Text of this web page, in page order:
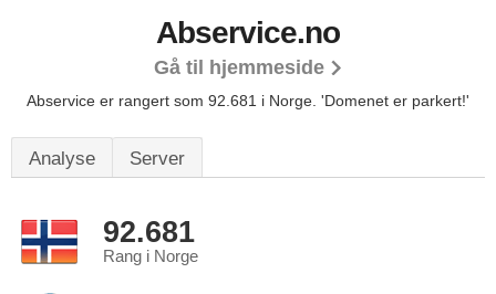
Abservice.no
Gå til hjemmeside
Abservice er rangert som 92.681 i Norge. 'Domenet er parkert!'
Analyse Server
92.681
Rang i Norge